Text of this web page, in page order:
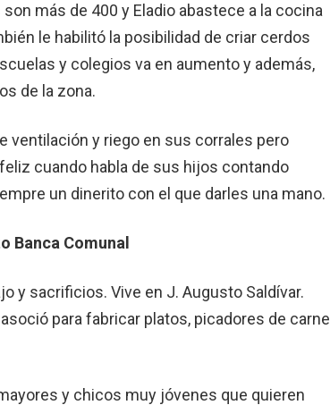
más de 400 y Eladio abastece a la cocina
le habilitó la posibilidad de criar cerdos
y colegios va en aumento y además,
de la zona.
ventilación y riego en sus corrales pero
cuando habla de sus hijos contando
un dinerito con el que darles una mano.
Banca Comunal
y sacrificios. Vive en J. Augusto Saldívar.
para fabricar platos, picadores de carne
y chicos muy jóvenes que quieren